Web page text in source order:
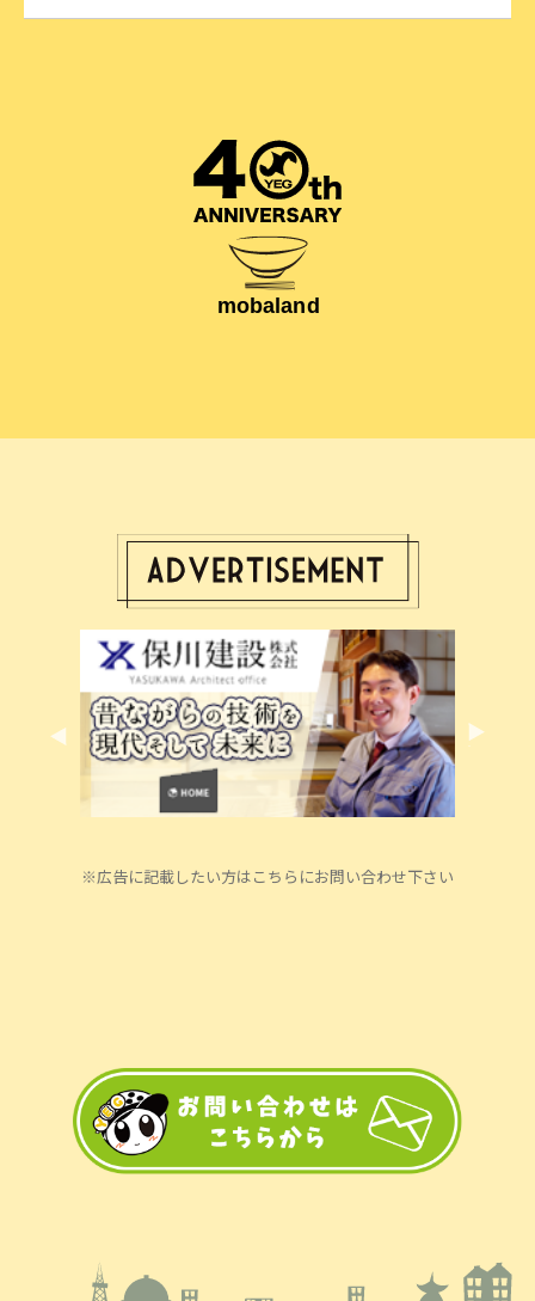
※広告に記載したい方はこちらにお問い合わせ下さい